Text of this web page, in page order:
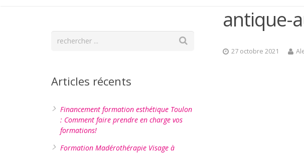
antique-
27 octobre 2021
Articles récents
Financement formation esthétique Toulon
: Comment faire prendre en charge vos
formations!
Formation Madérothérapie Visage à